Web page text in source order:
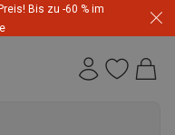
Bis zu -60 % im